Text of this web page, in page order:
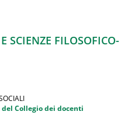
FILOSOFICO-
Collegio dei docenti